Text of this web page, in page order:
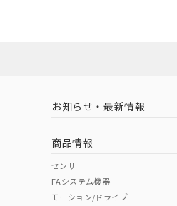
中国 RoHS 注意事項・凡例
中国 RoHS表
Pb Hg
お知らせ・最新情報
商品情報
センサ
FAシステム機器
モーション/ドライブ